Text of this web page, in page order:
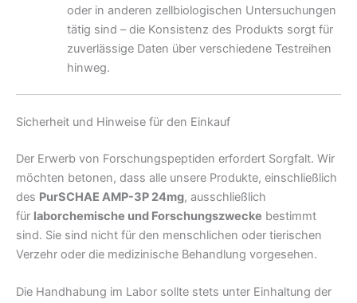
oder in anderen zellbiologischen Untersuchungen
tätig sind – die Konsistenz des Produkts sorgt für
zuverlässige Daten über verschiedene Testreihen
hinweg.
Sicherheit und Hinweise für den Einkauf
Der Erwerb von Forschungspeptiden erfordert Sorgfalt. Wir
möchten betonen, dass alle unsere Produkte, einschließlich
des PurSCHAE AMP-3P 24mg, ausschließlich
für laborchemische und Forschungszwecke bestimmt
sind. Sie sind nicht für den menschlichen oder tierischen
Verzehr oder die medizinische Behandlung vorgesehen.
Die Handhabung im Labor sollte stets unter Einhaltung der